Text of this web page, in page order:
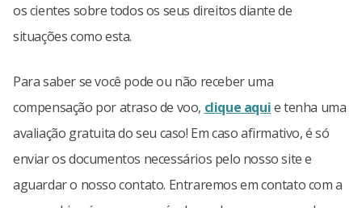
os cientes sobre todos os seus direitos diante de
situações como esta.
Para saber se você pode ou não receber uma
compensação por atraso de voo, clique aquie tenha uma
avaliação gratuita do seu caso! Em caso afirmativo, é só
enviar os documentos necessários pelo nosso site e
aguardar o nosso contato. Entraremos em contato com a